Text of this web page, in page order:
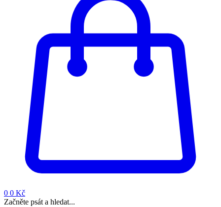
0 0 Kč
Začněte psát a hledat...